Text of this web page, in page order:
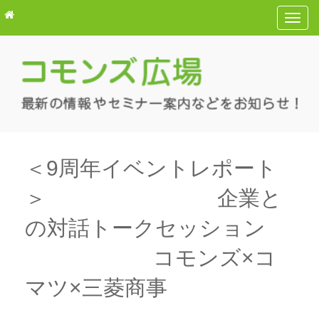
T
o
e
＜9周年イベントレポート
＞ 企業と
の対話トークセッション
コモンズ×コ
マツ×三菱商事